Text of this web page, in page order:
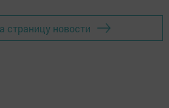
страницу новости